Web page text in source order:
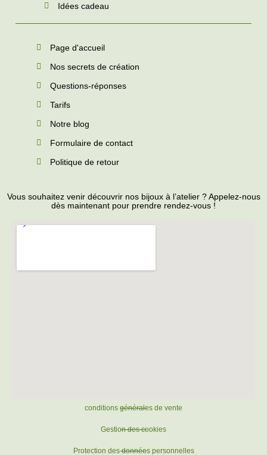
Idées cadeau
Page d'accueil
Nos secrets de création
Questions-réponses
Tarifs
Notre blog
Formulaire de contact
Politique de retour
Vous souhaitez venir découvrir nos bijoux à l’atelier ? Appelez-nous
dès maintenant pour prendre rendez-vous !
conditions générales de vente
Gestion des cookies
Protection des données personnelles